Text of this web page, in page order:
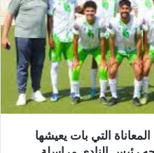
التي بات يعيشها